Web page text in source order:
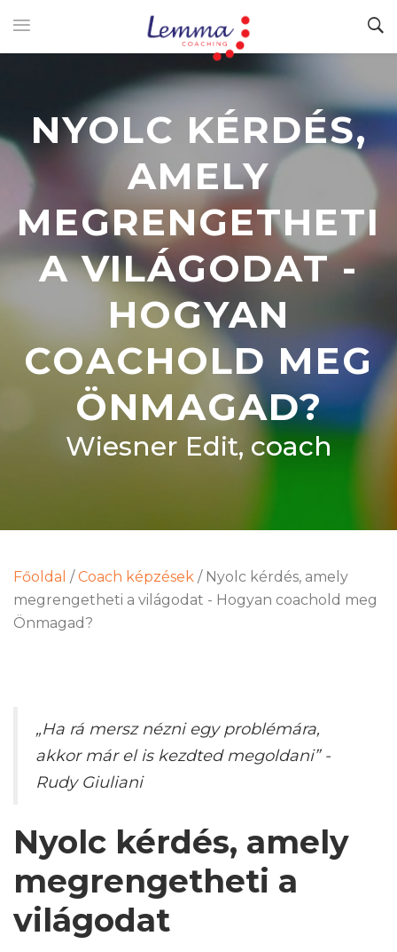
NYOLC KÉRDÉS,
AMELY
MEGRENGETHETI
A VILÁGODAT -
HOGYAN
COACHOLD MEG
ÖNMAGAD?
Wiesner Edit, coach
Főoldal / Coach képzések / Nyolc kérdés, amely
megrengetheti a világodat - Hogyan coachold meg
Önmagad?
„Ha rá mersz nézni egy problémára,
akkor már el is kezdted megoldani”-
Rudy Giuliani
Nyolc kérdés, amely
megrengetheti a
világodat